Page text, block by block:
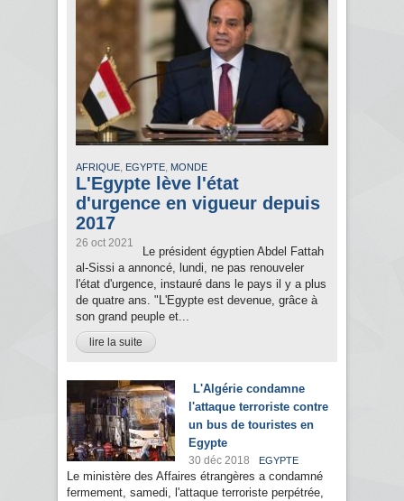
AFRIQUE, EGYPTE, MONDE
L'Egypte lève l'état
d'urgence en vigueur depuis
2017
26 oct 2021
Le président égyptien Abdel Fattah
al-Sissi a annoncé, lundi, ne pas renouveler
l'état d'urgence, instauré dans le pays il y a plus
de quatre ans. "L'Egypte est devenue, grâce à
son grand peuple et...
lire la suite
L'Algérie condamne
l'attaque terroriste contre
un bus de touristes en
Egypte
30 déc 2018 EGYPTE
Le ministère des Affaires étrangères a condamné
fermement, samedi, l'attaque terroriste perpétrée,